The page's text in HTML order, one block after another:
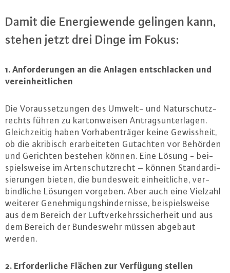
Damit die En­er­gie­wen­de gelingen kann,
stehen jetzt drei Dinge im Fokus:
1. An­for­de­run­gen an die Anlagen ent­schla­cken und
ver­ein­heit­li­chen
Die Vor­aus­set­zun­gen des Umwelt- und Na­tur­schutz­
rechts führen zu kar­ton­wei­sen An­trags­un­ter­la­gen.
Gleich­zei­tig haben Vor­ha­ben­trä­ger keine Ge­wiss­heit,
ob die akribisch er­ar­bei­te­ten Gutachten vor Behörden
und Gerichten bestehen können. Eine Lösung - bei­
spiels­wei­se im Ar­ten­schutz­recht – können Stan­dar­di­
sie­run­gen bieten, die bun­des­weit ein­heit­li­che, ver­
bind­li­che Lösungen vorgeben. Aber auch eine Vielzahl
weiterer Ge­neh­mi­gungs­hin­der­nis­se, bei­spiels­wei­se
aus dem Bereich der Luft­ver­kehrs­si­cher­heit und aus
dem Bereich der Bun­des­wehr müssen abgebaut
werden.
2. Er­for­der­li­che Flächen zur Verfügung stellen